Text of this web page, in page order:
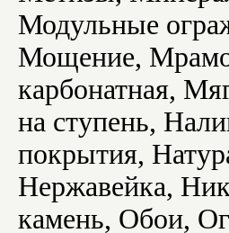
Модульные
Мощение,
карбонатная,
на ступень,
покрытия,
Нержавейка,
камень, Обои,